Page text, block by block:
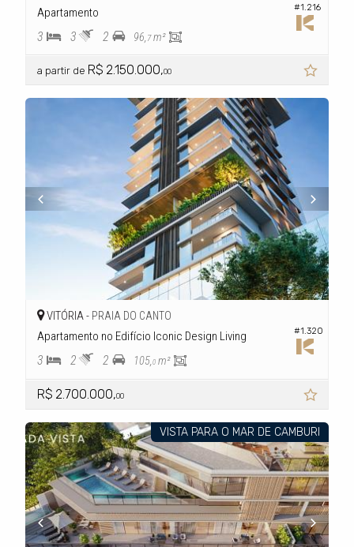
#1.216
Apartamento
3 3 2 96,7m²
a partir de R$ 2.150.000,00
#1.320
VITÓRIA - PRAIA DO CANTO
Apartamento no Edifício Iconic Design Living
3 2 2 105,0 m²
R$ 2.700.000,00
VISTA PARA O MAR DE CAMBURI